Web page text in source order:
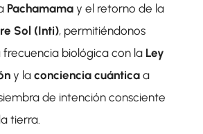
Pachamamay el retorno de la
Sol (Inti), permitiéndonos
frecuencia biológica con la Ley
y la conciencia cuánticaa
de intención consciente
tierra.